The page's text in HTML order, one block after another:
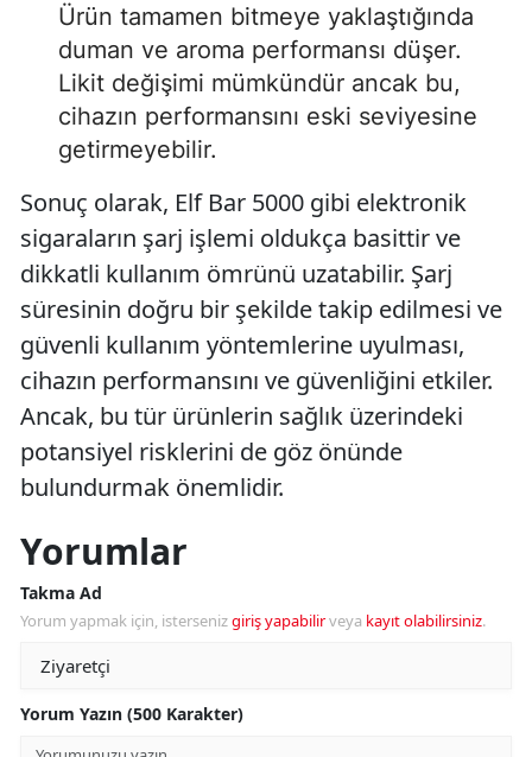
Ürün tamamen bitmeye yaklaştığında
duman ve aroma performansı düşer.
Likit değişimi mümkündür ancak bu,
cihazın performansını eski seviyesine
getirmeyebilir.
Sonuç olarak, Elf Bar 5000 gibi elektronik
sigaraların şarj işlemi oldukça basittir ve
dikkatli kullanım ömrünü uzatabilir. Şarj
süresinin doğru bir şekilde takip edilmesi ve
güvenli kullanım yöntemlerine uyulması,
cihazın performansını ve güvenliğini etkiler.
Ancak, bu tür ürünlerin sağlık üzerindeki
potansiyel risklerini de göz önünde
bulundurmak önemlidir.
Yorumlar
Takma Ad
Yorum yapmak için, istersenizgiriş yapabilirveya kayıt olabilirsiniz.
Yorum Yazın (500 Karakter)